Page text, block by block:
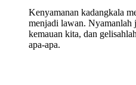
Kenyamanan kadangkala
menjadi lawan. Nyamanlah
kemauan kita, dan
apa-apa.